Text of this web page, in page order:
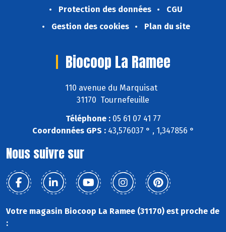
Protection des données
CGU
Gestion des cookies
Plan du site
Biocoop La Ramee
110 avenue du Marquisat
31170 Tournefeuille
Téléphone :05 61 07 41 77
Coordonnées GPS :43,576037 ° , 1,347856 °
Nous suivre sur
Votre magasin Biocoop La Ramee (31170) est proche de
: